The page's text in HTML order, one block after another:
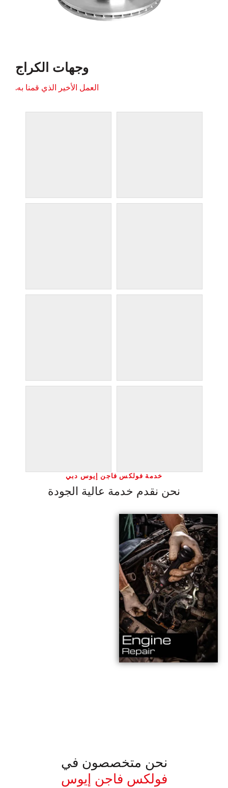
وجهات الكراج
العمل الأخير الذي قمنا به.
خدمة فولكس فاجن إيوس دبي
نحن نقدم خدمة عالية الجودة
نحن متخصصون في
فولكس فاجن إيوس